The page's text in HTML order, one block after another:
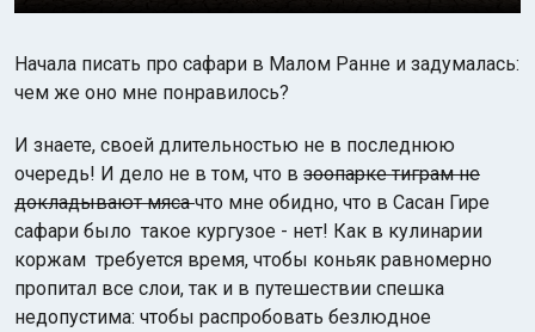
Начала писать про сафари в Малом Ранне и задумалась:
чем же оно мне понравилось?
И знаете, своей длительностью не в последнюю
очередь! И дело не в том, что в зоопарке тиграм не
докладывают мясачто мне обидно, что в Сасан Гире
сафари было такое кургузое - нет! Как в кулинарии
коржам требуется время, чтобы коньяк равномерно
пропитал все слои, так и в путешествии спешка
недопустима: чтобы распробовать безлюдное